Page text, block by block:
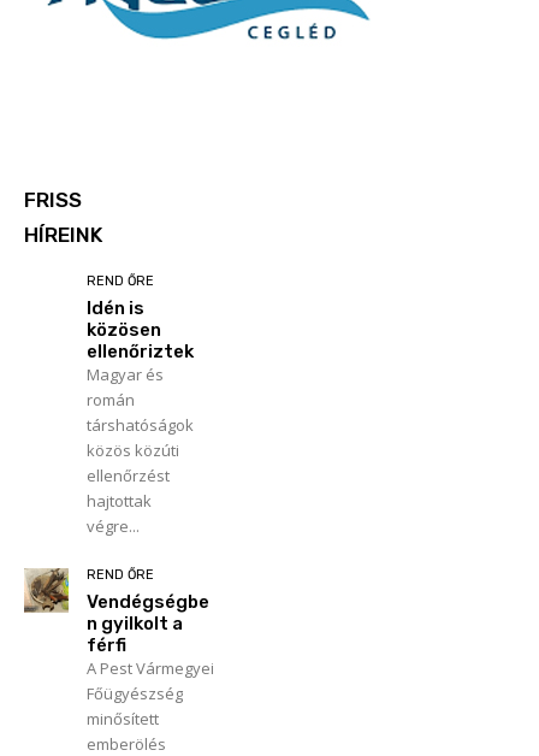
FRISS
HÍREINK
REND ŐRE
Idén is
közösen
ellenőriztek
Magyar és
román
társhatóságok
közös közúti
ellenőrzést
hajtottak
végre...
REND ŐRE
Vendégségbe
n gyilkolt a
férfi
A Pest Vármegyei
Főügyészség
minősített
emberölés